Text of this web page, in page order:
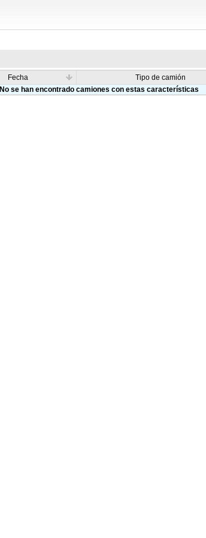
Fecha Tipo de camión
No se han encontrado camiones con estas características